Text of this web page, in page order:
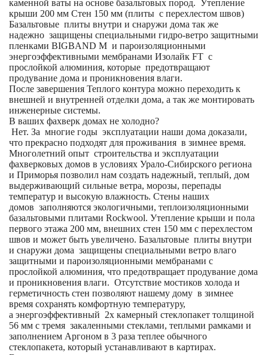
каменной ваты на основе базальтовых пород. Утепление
крыши 200 мм Стен 150 мм (плиты с перехлестом швов)
Базальтовые плиты внутри и снаружи дома так же
надежно защищены специальными гидро-ветро защитными
пленками BIGBAND M и пароизоляционными
энергоэффективными мембранами Изолайк FT с
прослойкой алюминия, которые предотвращают
продувание дома и проникновения влаги.
После завершения Теплого контура можно переходить к
внешней и внутренней отделки дома, а так же монтировать
инженерные системы.
В ваших фахверк домах не холодно?
Нет. За многие годы эксплуатации наши дома доказали,
что прекрасно подходят для проживания в зимнее время.
Многолетний опыт строительства и эксплуатации
фахверковых домов в условиях Урало-Сибирского региона
и Приморья позволил нам создать надежный, теплый, дом
выдерживающий сильные ветра, морозы, перепады
температур и высокую влажность. Стены наших
домов заполняются экологичными, теплоизоляционными
базальтовыми плитами Rockwool. Утепление крыши и пола
первого этажа 200 мм, внешних стен 150 мм с перехлестом
швов и может быть увеличено. Базальтовые плиты внутри
и снаружи дома защищены специальными ветро влаго
защитными и пароизоляционными мембранами с
прослойкой алюминия, что предотвращает продувание дома
и проникновения влаги. Отсутствие мостиков холода и
герметичность стен позволяют нашему дому в зимнее
время сохранять комфортную температуру,
а энергоэффективный 2х камерный стеклопакет толщиной
56 мм с тремя закаленными стеклами, теплыми рамками и
заполнением Аргоном в 3 раза теплее обычного
стеклопакета, который устанавливают в картирах.